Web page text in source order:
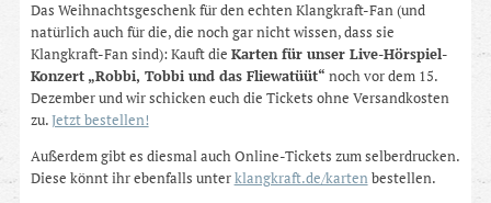
Das Weihnachtsgeschenk für den echten Klangkraft-Fan (und
natürlich auch für die, die noch gar nicht wissen, dass sie
Klangkraft-Fan sind): Kauft die Karten für unser Live-Hörspiel-
Konzert „Robbi, Tobbi und das Fliewatüüt“ noch vor dem 15.
Dezember und wir schicken euch die Tickets ohne Versandkosten
zu.Jetzt bestellen!
Außerdem gibt es diesmal auch Online-Tickets zum selberdrucken.
Diese könnt ihr ebenfalls unterklangkraft.de/kartenbestellen.